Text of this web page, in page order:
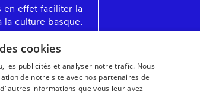
en effet faciliter la
la culture basque.
cookies
les publicités et analyser notre trafic. Nous
de notre site avec nos partenaires de
informations que vous leur avez